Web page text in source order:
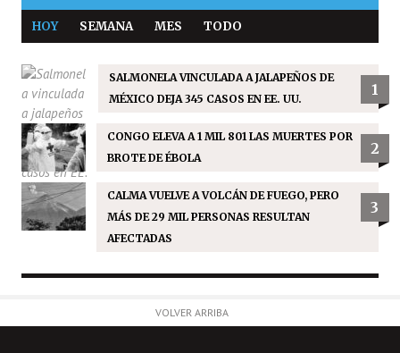
HOY SEMANA MES TODO
SALMONELA VINCULADA A JALAPEÑOS DE
MÉXICO DEJA 345 CASOS EN EE. UU.
1
CONGO ELEVA A 1 MIL 801 LAS MUERTES POR
BROTE DE ÉBOLA
2
CALMA VUELVE A VOLCÁN DE FUEGO, PERO
MÁS DE 29 MIL PERSONAS RESULTAN
AFECTADAS
3
VOLVER ARRIBA